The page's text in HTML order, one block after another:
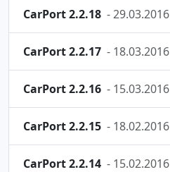
CarPort 2.2.18 - 29.03.2016
CarPort 2.2.17 - 18.03.2016
CarPort 2.2.16 - 15.03.2016
CarPort 2.2.15 - 18.02.2016
CarPort 2.2.14 - 15.02.2016